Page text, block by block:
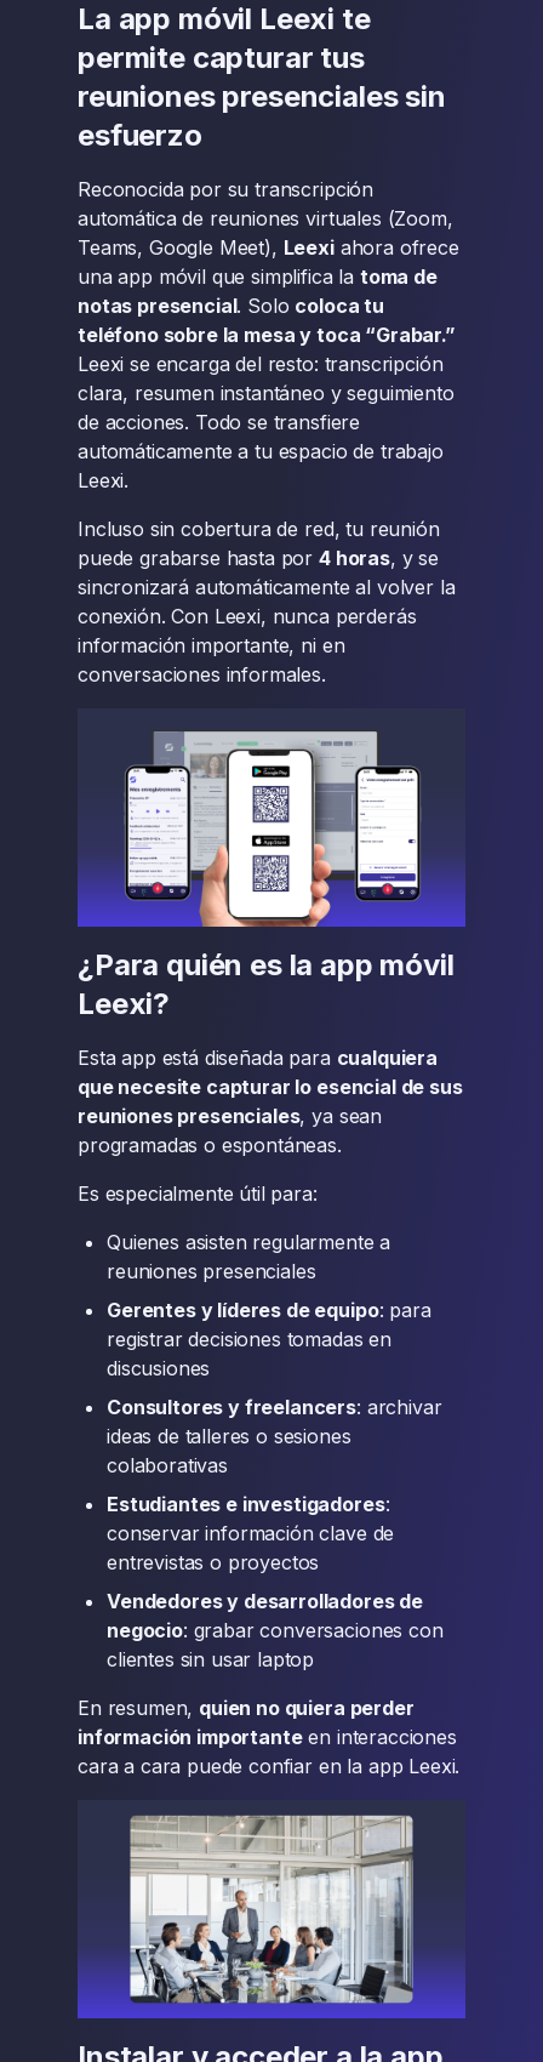
La app móvil Leexi te
permite capturar tus
reuniones presenciales sin
esfuerzo
Reconocida por su transcripción
automática de reuniones virtuales (Zoom,
Teams, Google Meet), Leexiahora ofrece
una app móvil que simplifica la toma de
notas presencial. Solo coloca tu
teléfono sobre la mesa y toca “Grabar.”
Leexi se encarga del resto: transcripción
clara, resumen instantáneo y seguimiento
de acciones. Todo se transfiere
automáticamente a tu espacio de trabajo
Leexi.
Incluso sin cobertura de red, tu reunión
puede grabarse hasta por 4 horas, y se
sincronizará automáticamente al volver la
conexión. Con Leexi, nunca perderás
información importante, ni en
conversaciones informales.
¿Para quién es la app móvil
Leexi?
Esta app está diseñada para cualquiera
que necesite capturar lo esencial de sus
reuniones presenciales, ya sean
programadas o espontáneas.
Es especialmente útil para:
Quienes asisten regularmente a
reuniones presenciales
Gerentes y líderes de equipo: para
registrar decisiones tomadas en
discusiones
Consultores y freelancers: archivar
ideas de talleres o sesiones
colaborativas
Estudiantes e investigadores:
conservar información clave de
entrevistas o proyectos
Vendedores y desarrolladores de
negocio: grabar conversaciones con
clientes sin usar laptop
En resumen, quien no quiera perder
información importanteen interacciones
cara a cara puede confiar en la app Leexi.